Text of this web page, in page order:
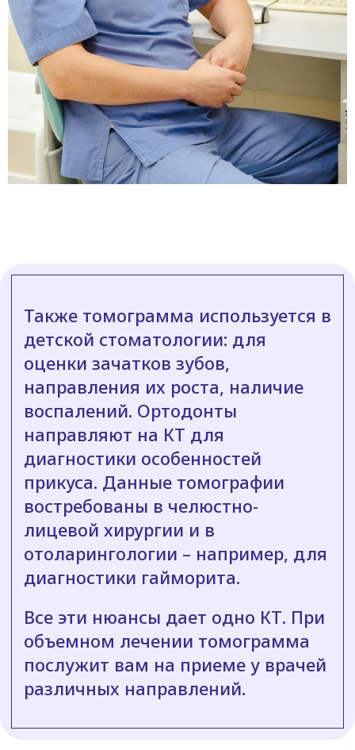
Также томограмма используется в
детской стоматологии: для
оценки зачатков зубов,
направления их роста, наличие
воспалений. Ортодонты
направляют на КТ для
диагностики особенностей
прикуса. Данные томографии
востребованы в челюстно-
лицевой хирургии и в
отоларингологии – например, для
диагностики гайморита.
Все эти нюансы дает одно КТ. При
объемном лечении томограмма
послужит вам на приеме у врачей
различных направлений.